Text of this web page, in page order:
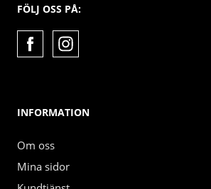
FÖLJ OSS PÅ:
INFORMATION
Om oss
Mina sidor